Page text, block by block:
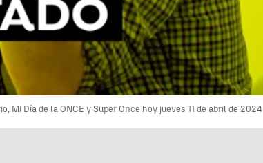
Mi Día de la ONCE y Super Once hoy jueves 11 de abril de 2024